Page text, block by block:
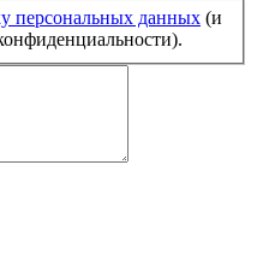
персональных данных (и